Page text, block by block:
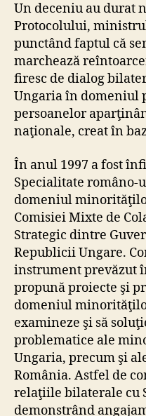
Un deceniu au durat
Protocolului,
punctând faptul că
marchează
firesc de dialog
Ungaria în domeniul
persoanelor
naţionale, creat în
În anul 1997 a fost
Specialitate româno-
domeniul
Comisiei Mixte de
Strategic dintre
Republicii Ungare.
instrument prevăzut
propună proiecte şi
domeniul
examineze şi să
problematice ale
Ungaria, precum şi
România. Astfel de
relaţiile bilaterale cu
demonstrând